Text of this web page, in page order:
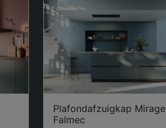
Plafondafzuigkap Mirage |
Falmec